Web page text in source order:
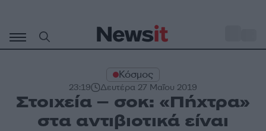
περιεχόμενο
Κόσμος
23:19 Δευτέρα 27 Μαΐου 2019
Στοιχεία – σοκ: «Πήχτρα»
στα αντιβιοτικά είναι